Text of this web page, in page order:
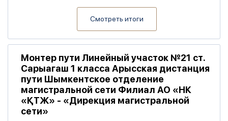
Смотреть итоги
Монтер пути Линейный участок №21 ст.
Сарыагаш 1 класса Арысская дистанция
пути Шымкентское отделение
магистральной сети Филиал АО «НК
«ҚТЖ» - «Дирекция магистральной
сети»